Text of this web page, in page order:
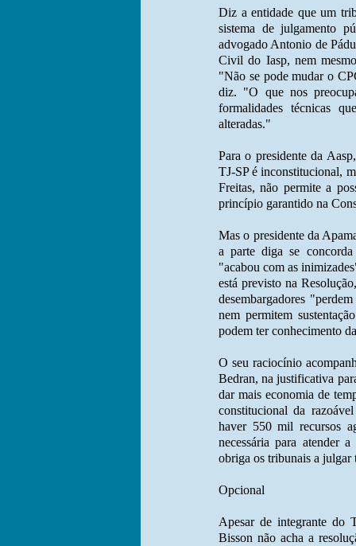
Diz a entidade que um
sistema de julgamento
advogado Antonio de
Civil do Iasp, nem
"Não se pode mudar o
diz. "O que nos
formalidades técnicas
alteradas."
Para o presidente da
TJ-SP é inconstitucional,
Freitas, não permite a
princípio garantido na
Mas o presidente da
a parte diga se
"acabou com as
está previsto na
desembargadores
nem permitem
podem ter conhecimento
O seu raciocínio
Bedran, na justificativa
dar mais economia de
constitucional da
haver 550 mil recursos
necessária para atender
obriga os tribunais a julgar
Opcional
Apesar de integrante do
Bisson não acha a